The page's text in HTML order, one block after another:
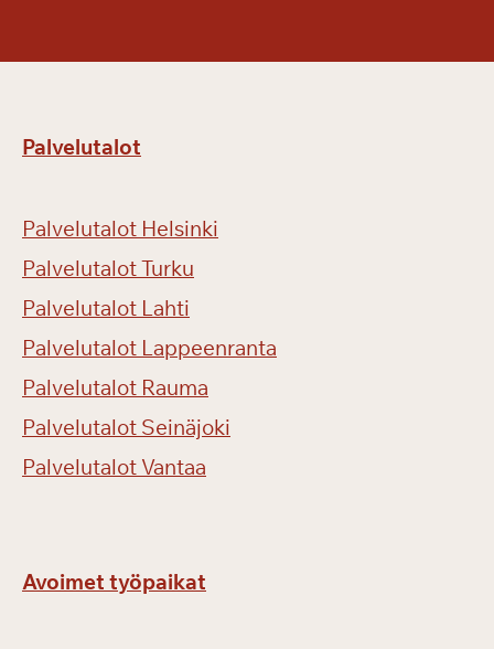
Palvelutalot
Palvelutalot Helsinki
Palvelutalot Turku
Palvelutalot Lahti
Palvelutalot Lappeenranta
Palvelutalot Rauma
Palvelutalot Seinäjoki
Palvelutalot Vantaa
Avoimet työpaikat